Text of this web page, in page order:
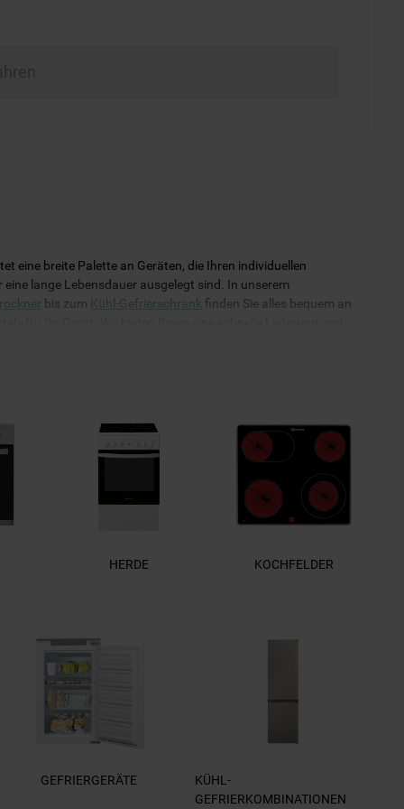
eine breite Palette an Geräten, die Ihren individuellen
lange Lebensdauer ausgelegt sind. In unserem
bis zum Kühl-Gefrierschrank finden Sie alles bequem an
für Ihr Gerät. Wir bieten Ihnen eine schnelle Lieferung und
funktioniert!
HERDE KOCHFELDER
GEFRIERGERÄTE
KÜHL-
GEFRIERKOMBINATIONEN